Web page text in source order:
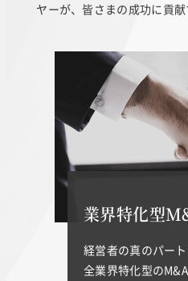
ヤーが、皆さまの成功に貢献
業界特化型
経営者の真のパー
全業界特化型の